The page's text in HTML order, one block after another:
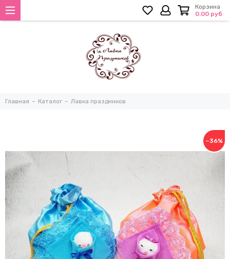
Корзина
0.00 руб
Главная Каталог Лавка праздников
−36%